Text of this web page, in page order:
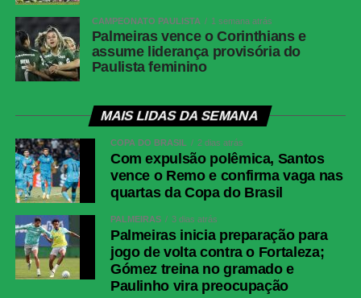
CAMPEONATO PAULISTA 1 semana atrás
Palmeiras vence o Corinthians e
assume liderança provisória do
Paulista feminino
MAIS LIDAS DA SEMANA
COPA DO BRASIL 2 dias atrás
Com expulsão polêmica, Santos
vence o Remo e confirma vaga nas
quartas da Copa do Brasil
PALMEIRAS 3 dias atrás
Palmeiras inicia preparação para
jogo de volta contra o Fortaleza;
Gómez treina no gramado e
Paulinho vira preocupação